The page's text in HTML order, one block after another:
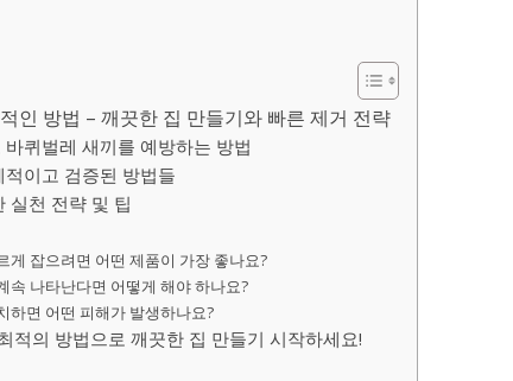
인 방법 – 깨끗한 집 만들기와 빠른 제거 전략
퀴벌레 새끼를 예방하는 방법
이고 검증된 방법들
실천 전략 및 팁
게 잡으려면 어떤 제품이 가장 좋나요?
속 나타난다면 어떻게 해야 하나요?
하면 어떤 피해가 발생하나요?
적의 방법으로 깨끗한 집 만들기 시작하세요!